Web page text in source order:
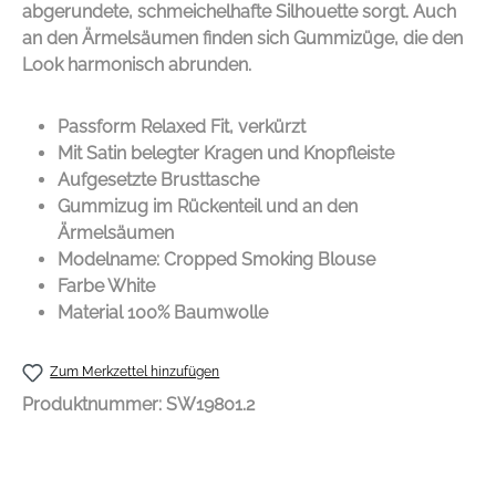
abgerundete, schmeichelhafte Silhouette sorgt. Auch
an den Ärmelsäumen finden sich Gummizüge, die den
Look harmonisch abrunden.
Passform Relaxed Fit, verkürzt
Mit Satin belegter Kragen und Knopfleiste
Aufgesetzte Brusttasche
Gummizug im Rückenteil und an den
Ärmelsäumen
Modelname: Cropped Smoking Blouse
Farbe White
Material 100% Baumwolle
Zum Merkzettel hinzufügen
Produktnummer: SW19801.2